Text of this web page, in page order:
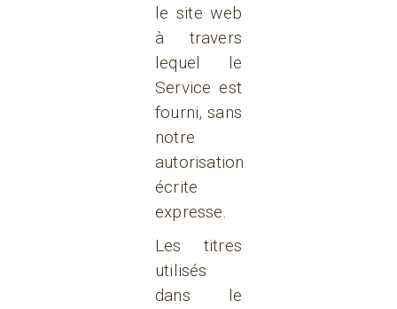
le site web
à travers
lequel le
Service est
fourni, sans
notre
autorisation
écrite
expresse.
Les titres
utilisés
dans le